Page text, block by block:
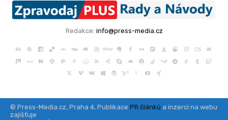
Redakce: info@press-media.cz
© Press-Media.cz, Praha 4, Publikace PR článků a inzerci na webu
zajišťuje